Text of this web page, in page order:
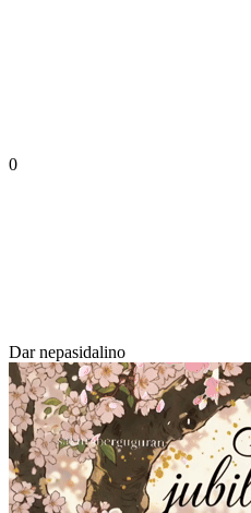
0
Dar nepasidalino